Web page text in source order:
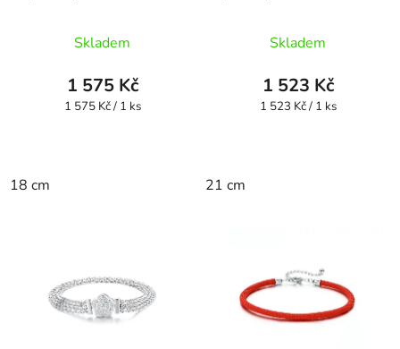
hodnocení
produktu
je
Skladem
1 575 Kč
Měrná
1 575 Kč / 1 ks
18 cm
Skladem
1 523 Kč
Měrná
1 523 Kč / 1 ks
21 cm